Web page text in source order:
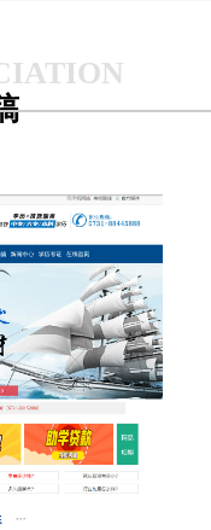
、药剂、幼儿
子商务、机电
术、软件与信息
。学校办学条
，空气清新。校
廊台亭苑，小
学以来，学校得
广泛赞誉。